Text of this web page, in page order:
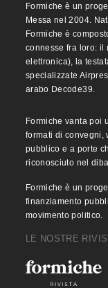
Formiche è un
Messa nel 2004.
Formiche è
connesse fra loro: il
elettronica), la
specializzate
arabo Decode39.
Formiche vanta poi
formati di convegni,
pubblico e a porte
riconosciuto nel
Formiche è un
finanziamento
movimento politico.
LE NOSTRE